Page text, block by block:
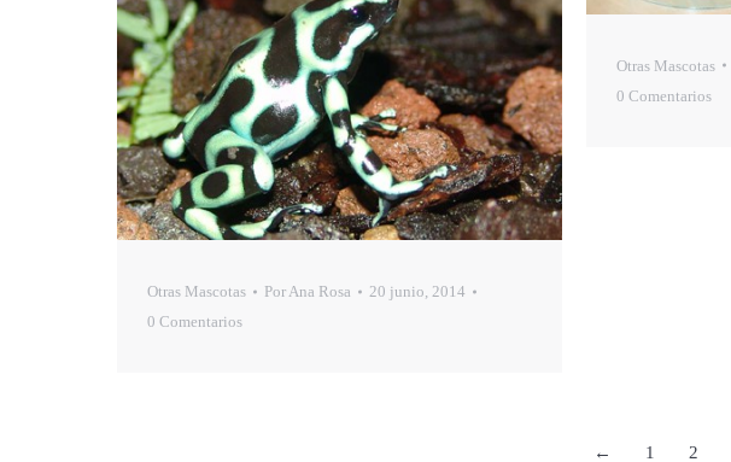
Otras Mascotas
0 Comentarios
Otras Mascotas PorAna Rosa
20 junio, 2014
0 Comentarios
← 1 2